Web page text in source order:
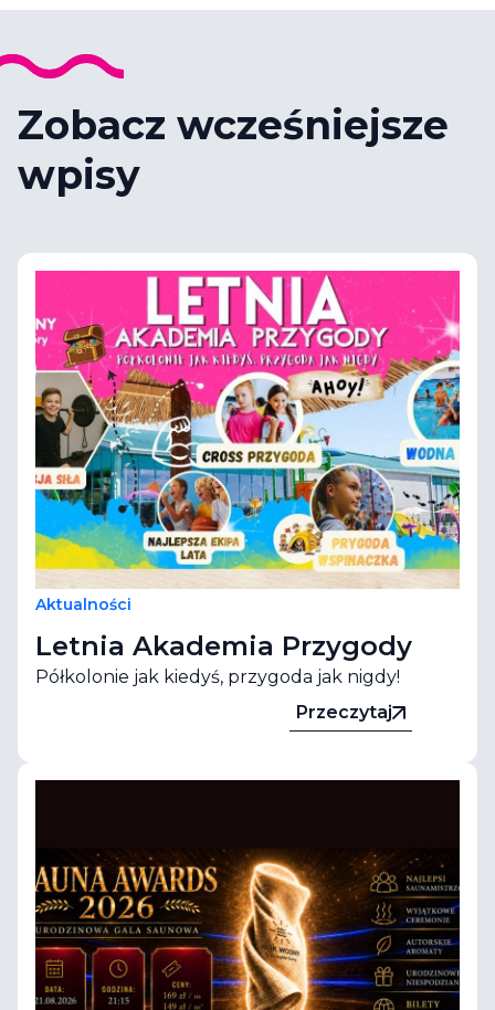
Zobacz wcześniejsze
wpisy
Aktualności
Letnia Akademia Przygody
Półkolonie jak kiedyś, przygoda jak nigdy!
Przeczytaj